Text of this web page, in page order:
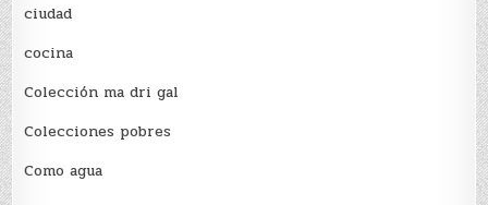
ciudad
cocina
Colección ma dri gal
Colecciones pobres
Como agua